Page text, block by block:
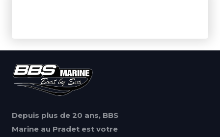
Depuis plus de 20 ans, BBS
Marine au Pradet est votre